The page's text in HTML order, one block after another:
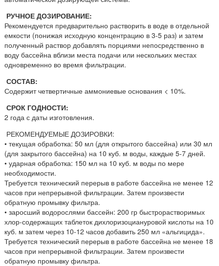
РУЧНОЕ ДОЗИРОВАНИЕ:
Рекомендуется предварительно растворить в воде в отдельной
емкости (понижая исходную концентрацию в 3-5 раз) и затем
полученный раствор добавлять порциями непосредственно в
воду бассейна вблизи места подачи или нескольких местах
одновременно во время фильтрации.
СОСТАВ:
Содержит четвертичные аммониевые основания < 10%.
СРОК ГОДНОСТИ:
2 года с даты изготовления.
РЕКОМЕНДУЕМЫЕ ДОЗИРОВКИ:
• текущая обработка: 50 мл (для открытого бассейна) или 30 мл
(для закрытого бассейна) на 10 куб. м воды, каждые 5-7 дней.
• ударная обработка: 150 мл на 10 куб. м воды по мере
необходимости.
Требуется технический перерыв в работе бассейна не менее 12
часов при непрерывной фильтрации. Затем произвести
обратную промывку фильтра.
• заросший водорослями бассейн: 200 гр быстрорастворимых
хлор-содержащих таблеток дихлоризоциануровой кислоты на 10
куб. м затем через 10-12 часов добавить 250 мл «альгицида».
Требуется технический перерыв в работе бассейна не менее 18
часов при непрерывной фильтрации. Затем произвести
обратную промывку фильтра.